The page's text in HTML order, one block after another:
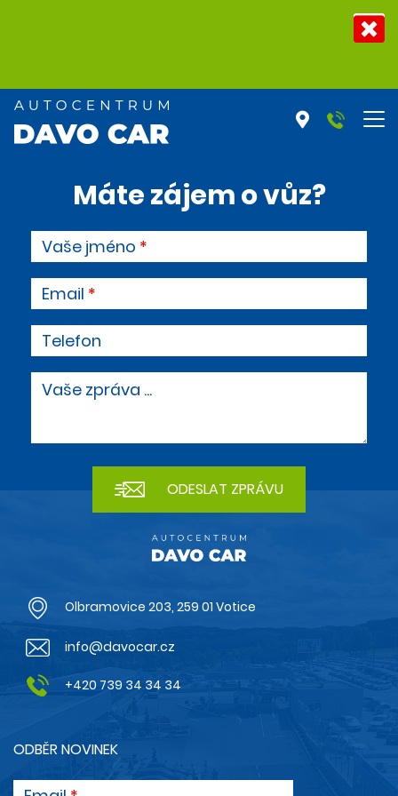
Máte zájem o vůz?
Vaše jméno
Email
Telefon
Vaše zpráva ...
Olbramovice 203, 259 01 Votice
info@davocar.cz
+420 739 34 34 34
ODBĚR NOVINEK